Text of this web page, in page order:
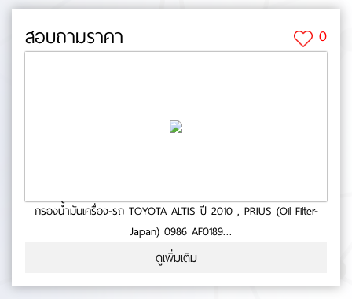
สอบถามราคา 0
กรองน้ำมันเครื่อง-รถ TOYOTA ALTIS ปี 2010 , PRIUS (Oil Filter-
Japan) 0986 AF0189
- ใช้กับรถ TOYOTA- ALTIS MC2010- ALTIS ALL NEW- PRIUS-
สินค้าคุณภาพ- มาตารฐาน BOSCH No.0-55-72
ดูเพิ่มเติม